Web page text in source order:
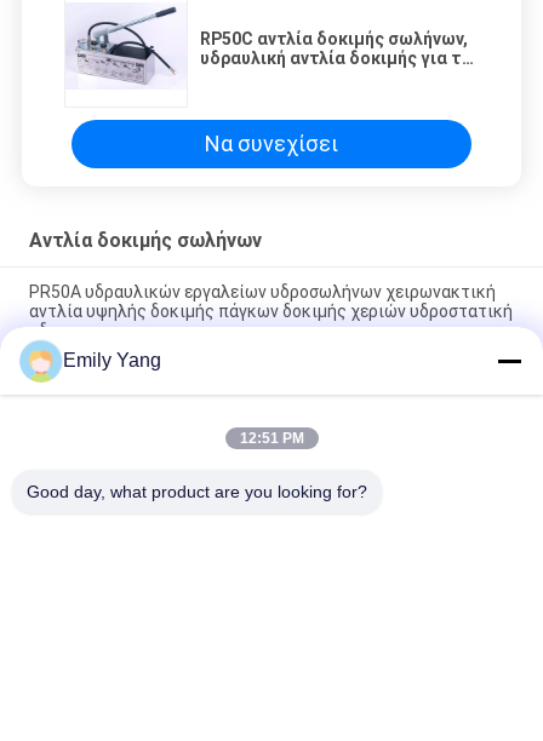
RP50C αντλία δοκιμής σωλήνων,
υδραυλική αντλία δοκιμής για τη
Να συνεχίσει
Αντλία δοκιμής σωλήνων
PR50A υδραυλικών εργαλείων υδροσωλήνων χειρωνακτική
αντλία υψηλής δοκιμής πάγκων δοκιμής χεριών υδροστατική
υδρο
Χέρι αντλιών δοκιμής πίεσης δοκιμής σωλήνων που
χρησιμοποιείται με τον όγκο 30ML Flov
Αντλία δοκιμής σωλήνων εμβόλων χαλκού, αντλία υψηλής
Emily Yang
12:51 PM
Good day, what product are you looking for?